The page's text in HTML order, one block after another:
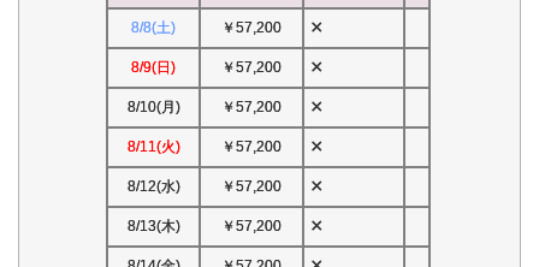
8/8(土) ￥57,200 ×
8/9(日) ￥57,200 ×
8/10(月) ￥57,200 ×
8/11(火) ￥57,200 ×
8/12(水) ￥57,200 ×
8/13(木) ￥57,200 ×